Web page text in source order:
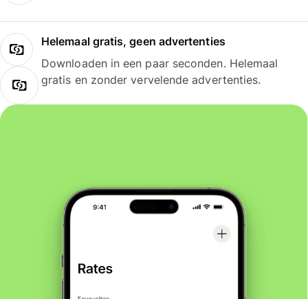
Helemaal gratis, geen advertenties
Downloaden in een paar seconden. Helemaal
gratis en zonder vervelende advertenties.